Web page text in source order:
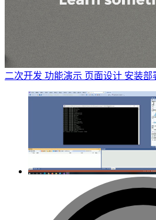
二次开发 功能演示 页面设计 安装部